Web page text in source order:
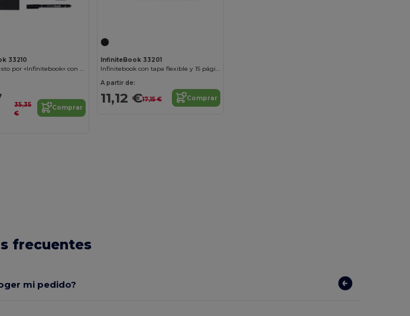
33210
Kit compuesto por «Infinitebook» con tapa dura, 1 kit de limpieza, 1 rotulador y 1 soporte para bolígrafo
35,35
€
Comprar
InfiniteBook 33201
Infinitebook con tapa flexible y 15 páginas de pizarra rayadas
A partir de:
11,12 €17,15 € Comprar
frecuentes
mi pedido?